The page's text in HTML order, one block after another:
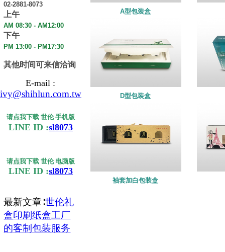
02-2881-8073
上午
AM 08:30 - AM12:00
下午
PM 13:00 - PM17:30
其他时间可来信洽询
E-mail :
ivy@shihlun.com.tw
请点我下载 世伦 手机版
LINE ID :sl8073
请点我下载 世伦 电脑版
LINE ID :sl8073
最新文章∶世伦礼
盒印刷纸盒工厂
的客制包装服务
A型包装盒
D型包装盒
袖套加白包装盒